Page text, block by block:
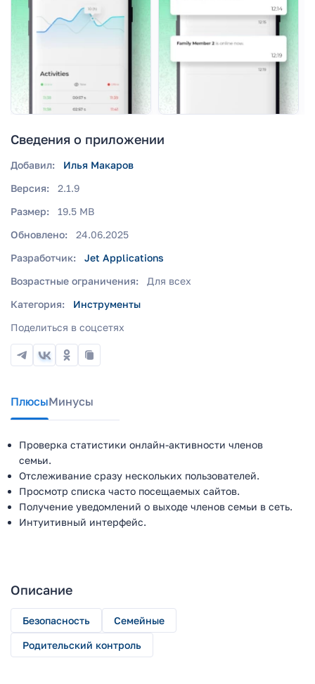
Сведения о приложении
Добавил:
Илья Макаров
Версия:
2.1.9
Размер:
19.5 MB
Обновлено:
24.06.2025
Разработчик:
Jet Applications
Возрастные ограничения:
Для всех
Категория:
Инструменты
Поделиться в соцсетях
ПлюсыМинусы
Проверка статистики онлайн-активности членов
семьи.
Отслеживание сразу нескольких пользователей.
Просмотр списка часто посещаемых сайтов.
Получение уведомлений о выходе членов семьи в сеть.
Интуитивный интерфейс.
Описание
Безопасность Семейные
Родительский контроль